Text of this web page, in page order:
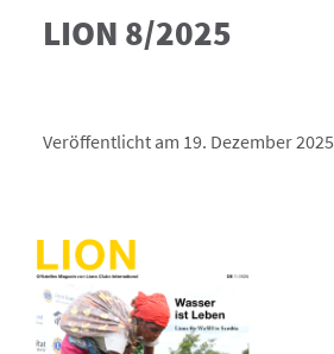
LION 8/2025
Veröffentlicht am 19. Dezember 2025